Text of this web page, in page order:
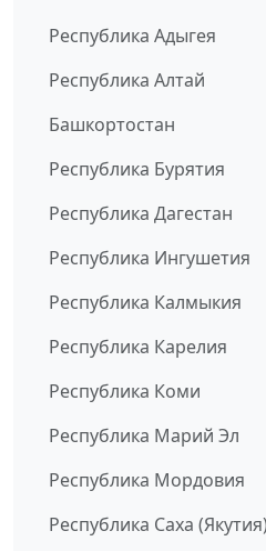
Республика Адыгея
Республика Алтай
Башкортостан
Республика Бурятия
Республика Дагестан
Республика Ингушетия
Республика Калмыкия
Республика Карелия
Республика Коми
Республика Марий Эл
Республика Мордовия
Республика Саха (Якутия)